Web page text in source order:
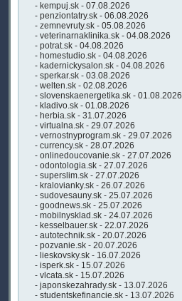
- kempuj.sk - 07.08.2026
- penziontatry.sk - 06.08.2026
- zemnevruty.sk - 05.08.2026
- veterinarnaklinika.sk - 04.08.2026
- potrat.sk - 04.08.2026
- homestudio.sk - 04.08.2026
- kadernickysalon.sk - 04.08.2026
- sperkar.sk - 03.08.2026
- welten.sk - 02.08.2026
- slovenskaenergetika.sk - 01.08.2026
- kladivo.sk - 01.08.2026
- herbia.sk - 31.07.2026
- virtualna.sk - 29.07.2026
- vernostnyprogram.sk - 29.07.2026
- currency.sk - 28.07.2026
- onlinedoucovanie.sk - 27.07.2026
- odontologia.sk - 27.07.2026
- superslim.sk - 27.07.2026
- kralovianky.sk - 26.07.2026
- sudovesauny.sk - 25.07.2026
- goodnews.sk - 25.07.2026
- mobilnysklad.sk - 24.07.2026
- kesselbauer.sk - 22.07.2026
- autotechnik.sk - 20.07.2026
- pozvanie.sk - 20.07.2026
- lieskovsky.sk - 16.07.2026
- isperk.sk - 15.07.2026
- vlcata.sk - 15.07.2026
- japonskezahrady.sk - 13.07.2026
- studentskefinancie.sk - 13.07.2026